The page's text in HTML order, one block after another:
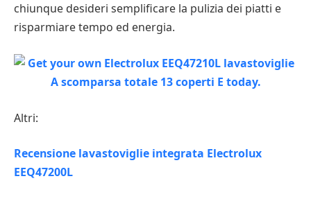
chiunque desideri semplificare la pulizia dei piatti e
risparmiare tempo ed energia.
Altri:
Recensione lavastoviglie integrata Electrolux
EEQ47200L